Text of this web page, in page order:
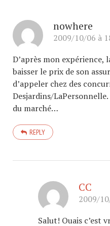
nowhere
2009/10/06 à
D’après mon expérience,
baisser le prix de son
d’appeler chez des
Desjardins/
du marché…
REPLY
CC
2009/
Salut! Ouais c’est